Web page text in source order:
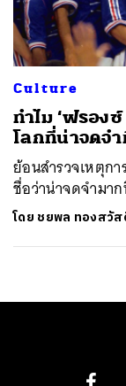
Culture
ทำไม ‘ฟรอง
โลกที่น่าจดจ
ย้อนสำรวจเหตุก
ชื่อว่าน่าจดจำมา
โดย ชยพล ทองสวั
ค้นหา